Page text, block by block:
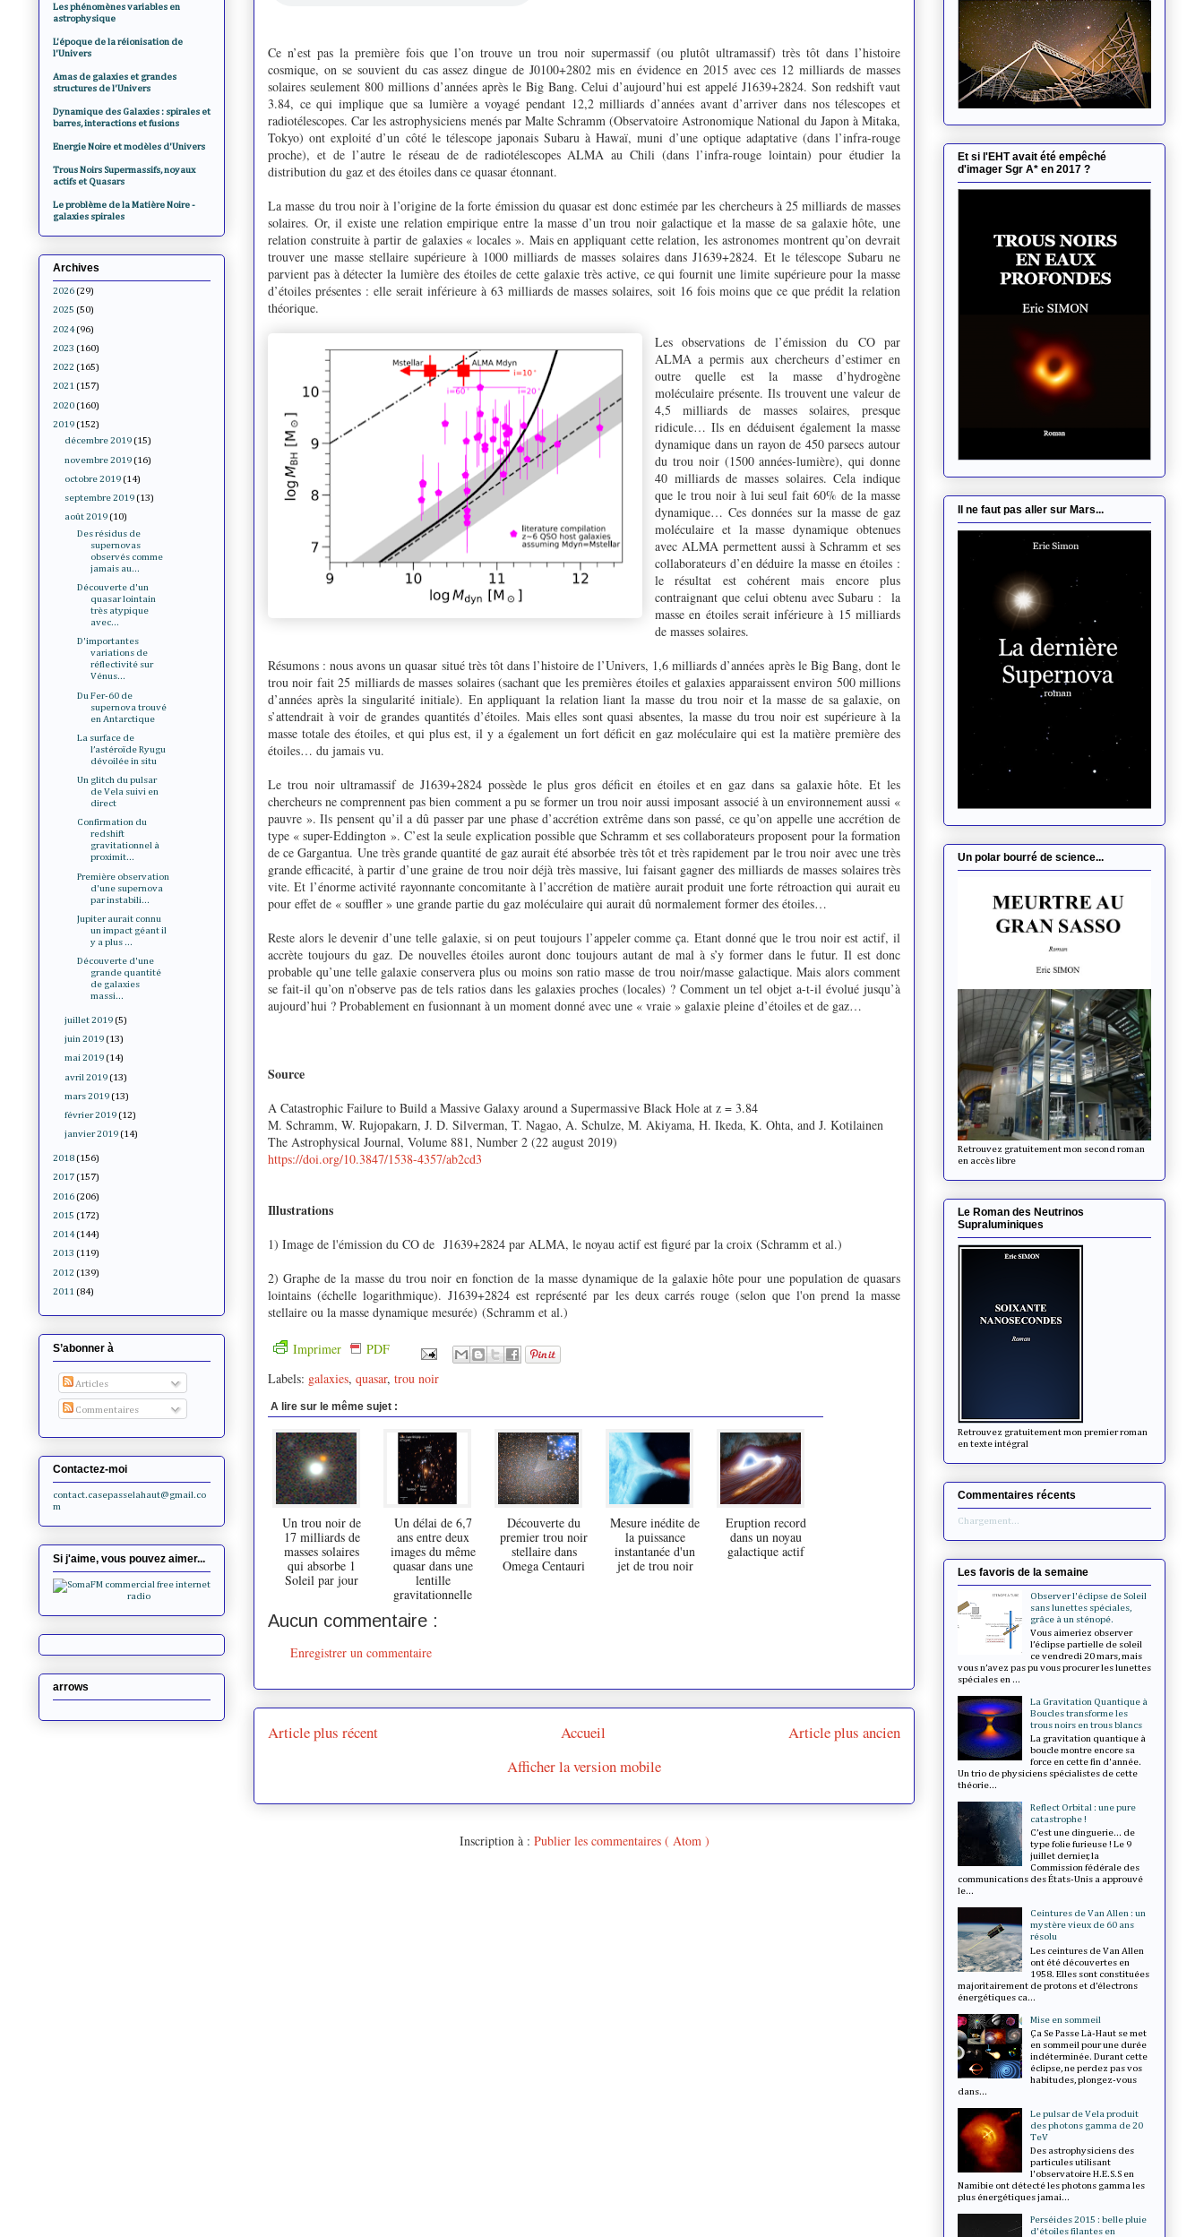
Ce n’est pas la première fois que l’on trouve un trou noir supermassif (ou plutôt ultramassif) très tôt dans l’histoire
cosmique, on se souvient du cas assez dingue de J0100+2802 mis en évidence en 2015 avec ces 12 milliards de masses
solaires seulement 800 millions d’années après le Big Bang. Celui d’aujourd’hui est appelé J1639+2824. Son redshift vaut
3.84, ce qui implique que sa lumière a voyagé pendant 12,2 milliards d’années avant d’arriver dans nos télescopes et
radiotélescopes. Car les astrophysiciens menés par Malte Schramm (Observatoire Astronomique National du Japon à Mitaka,
Tokyo) ont exploité d’un côté le télescope japonais Subaru à Hawaï, muni d’une optique adaptative (dans l’infra-rouge
proche), et de l’autre le réseau de de radiotélescopes ALMA au Chili (dans l’infra-rouge lointain) pour étudier la
distribution du gaz et des étoiles dans ce quasar étonnant.
La masse du trou noir à l’origine de la forte émission du quasar est donc estimée par les chercheurs à 25 milliards de masses
solaires. Or, il existe une relation empirique entre la masse d’un trou noir galactique et la masse de sa galaxie hôte, une
relation construite à partir de galaxies « locales ». Mais en appliquant cette relation, les astronomes montrent qu’on devrait
trouver une masse stellaire supérieure à 1000 milliards de masses solaires dans J1639+2824. Et le télescope Subaru ne
parvient pas à détecter la lumière des étoiles de cette galaxie très active, ce qui fournit une limite supérieure pour la masse
d’étoiles présentes : elle serait inférieure à 63 milliards de masses solaires, soit 16 fois moins que ce que prédit la relation
théorique.
Les observations de l’émission du CO par
ALMA a permis aux chercheurs d’estimer en
outre quelle est la masse d’hydrogène
moléculaire présente. Ils trouvent une valeur de
4,5 milliards de masses solaires, presque
ridicule… Ils en déduisent également la masse
dynamique dans un rayon de 450 parsecs autour
du trou noir (1500 années-lumière), qui donne
40 milliards de masses solaires. Cela indique
que le trou noir à lui seul fait 60% de la masse
dynamique… Ces données sur la masse de gaz
moléculaire et la masse dynamique obtenues
avec ALMA permettent aussi à Schramm et ses
collaborateurs d’en déduire la masse en étoiles :
le résultat est cohérent mais encore plus
contraignant que celui obtenu avec Subaru : la
masse en étoiles serait inférieure à 15 milliards
de masses solaires.
Résumons : nous avons un quasar situé très tôt dans l’histoire de l’Univers, 1,6 milliards d’années après le Big Bang, dont le
trou noir fait 25 milliards de masses solaires (sachant que les premières étoiles et galaxies apparaissent environ 500 millions
d’années après la singularité initiale). En appliquant la relation liant la masse du trou noir et la masse de sa galaxie, on
s’attendrait à voir de grandes quantités d’étoiles. Mais elles sont quasi absentes, la masse du trou noir est supérieure à la
masse totale des étoiles, et qui plus est, il y a également un fort déficit en gaz moléculaire qui est la matière première des
étoiles… du jamais vu.
Le trou noir ultramassif de J1639+2824 possède le plus gros déficit en étoiles et en gaz dans sa galaxie hôte. Et les
chercheurs ne comprennent pas bien comment a pu se former un trou noir aussi imposant associé à un environnement aussi «
pauvre ». Ils pensent qu’il a dû passer par une phase d’accrétion extrême dans son passé, ce qu’on appelle une accrétion de
type « super-Eddington ». C’est la seule explication possible que Schramm et ses collaborateurs proposent pour la formation
de ce Gargantua. Une très grande quantité de gaz aurait été absorbée très tôt et très rapidement par le trou noir avec une très
grande efficacité, à partir d’une graine de trou noir déjà très massive, lui faisant gagner des milliards de masses solaires très
vite. Et l’énorme activité rayonnante concomitante à l’accrétion de matière aurait produit une forte rétroaction qui aurait eu
pour effet de « souffler » une grande partie du gaz moléculaire qui aurait dû normalement former des étoiles…
Reste alors le devenir d’une telle galaxie, si on peut toujours l’appeler comme ça. Etant donné que le trou noir est actif, il
accrète toujours du gaz. De nouvelles étoiles auront donc toujours autant de mal à s’y former dans le futur. Il est donc
probable qu’une telle galaxie conservera plus ou moins son ratio masse de trou noir/masse galactique. Mais alors comment
se fait-il qu’on n’observe pas de tels ratios dans les galaxies proches (locales) ? Comment un tel objet a-t-il évolué jusqu’à
aujourd’hui ? Probablement en fusionnant à un moment donné avec une « vraie » galaxie pleine d’étoiles et de gaz…
Source
A Catastrophic Failure to Build a Massive Galaxy around a Supermassive Black Hole at z = 3.84
M. Schramm, W. Rujopakarn, J. D. Silverman, T. Nagao, A. Schulze, M. Akiyama, H. Ikeda, K. Ohta, and J. Kotilainen
The Astrophysical Journal, Volume 881, Number 2 (22 august 2019)
https://doi.org/10.3847/1538-4357/ab2cd3
Illustrations
1) Image de l'émission du CO de J1639+2824 par ALMA, le noyau actif est figuré par la croix (Schramm et al.)
2) Graphe de la masse du trou noir en fonction de la masse dynamique de la galaxie hôte pour une population de quasars
lointains (échelle logarithmique).J1639+2824 est représenté par les deux carrés rouge (selon que l'on prend la masse
stellaire ou la masse dynamique mesurée) (Schramm et al.)
Imprimer
PDF
Labels: galaxies, quasar, trou noir
A lire sur le même sujet :
Un trou noir de
17 milliards de
masses solaires
qui absorbe 1
Soleil par jour
Un délai de 6,7
ans entre deux
images du même
quasar dans une
lentille
gravitationnelle
Découverte du
premier trou noir
stellaire dans
Omega Centauri
Mesure inédite de
la puissance
instantanée d'un
jet de trou noir
Eruption record
dans un noyau
galactique actif
Aucun commentaire :
Enregistrer un commentaire
Article plus récent Article plus ancien
Accueil
Afficher la version mobile
Inscription à : Publier les commentaires ( Atom )
Les phénomènes variables en
astrophysique
L'époque de la réionisation de
l'Univers
Amas de galaxies et grandes
structures de l'Univers
Dynamique des Galaxies : spirales et
barres, interactions et fusions
Energie Noire et modèles d'Univers
Trous Noirs Supermassifs, noyaux
actifs et Quasars
Le problème de la Matière Noire -
galaxies spirales
Archives
2026 (29)
2025 (50)
2024 (96)
2023 (160)
2022 (165)
2021 (157)
2020 (160)
2019 (152)
décembre 2019 (15)
novembre 2019 (16)
octobre 2019 (14)
septembre 2019 (13)
août 2019 (10)
Des résidus de
supernovas
observés comme
jamais au...
Découverte d'un
quasar lointain
très atypique
avec...
D'importantes
variations de
réflectivité sur
Vénus...
Du Fer-60 de
supernova trouvé
en Antarctique
La surface de
l’astéroïde Ryugu
dévoilée in situ
Un glitch du pulsar
de Vela suivi en
direct
Confirmation du
redshift
gravitationnel à
proximit...
Première observation
d'une supernova
par instabili...
Jupiter aurait connu
un impact géant il
y a plus ...
Découverte d'une
grande quantité
de galaxies
massi...
juillet 2019 (5)
juin 2019 (13)
mai 2019 (14)
avril 2019 (13)
mars 2019 (13)
février 2019 (12)
janvier 2019 (14)
2018 (156)
2017 (157)
2016 (206)
2015 (172)
2014 (144)
2013 (119)
2012 (139)
2011 (84)
S’abonner à
Articles
Commentaires
Contactez-moi
contact.casepasselahaut@gmail.co
m
Si j'aime, vous pouvez aimer...
arrows
Et si l'EHT avait été empêché
d'imager Sgr A* en 2017 ?
Il ne faut pas aller sur Mars...
Un polar bourré de science...
Retrouvez gratuitement mon second roman
en accès libre
Le Roman des Neutrinos
Supraluminiques
Retrouvez gratuitement mon premier roman
en texte intégral
Commentaires récents
Chargement...
Les favoris de la semaine
Observer l'éclipse de Soleil
sans lunettes spéciales,
grâce à un sténopé.
Vous aimeriez observer
l’éclipse partielle de soleil
ce vendredi 20 mars, mais
vous n’avez pas pu vous procurer les lunettes
spéciales en ...
La Gravitation Quantique à
Boucles transforme les
trous noirs en trous blancs
La gravitation quantique à
boucle montre encore sa
force en cette fin d'année.
Un trio de physiciens spécialistes de cette
théorie...
Reflect Orbital : une pure
catastrophe !
C’est une dinguerie... de
type folie furieuse ! Le 9
juillet dernier, la
Commission fédérale des
communications des États-Unis a approuvé
le...
Ceintures de Van Allen : un
mystère vieux de 60 ans
résolu
Les ceintures de Van Allen
ont été découvertes en
1958. Elles sont constituées
majoritairement de protons et d’électrons
énergétiques ca...
Mise en sommeil
Ça Se Passe Là-Haut se met
en sommeil pour une durée
indéterminée. Durant cette
éclipse, ne perdez pas vos
habitudes, plongez-vous
dans...
Le pulsar de Vela produit
des photons gamma de 20
TeV
Des astrophysiciens des
particules utilisant
l'observatoire H.E.S.S en
Namibie ont détecté les photons gamma les
plus énergétiques jamai...
Perséides 2015 : belle pluie
d'étoiles filantes en